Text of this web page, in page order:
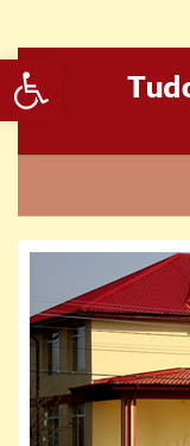
Deschide bara de unelte